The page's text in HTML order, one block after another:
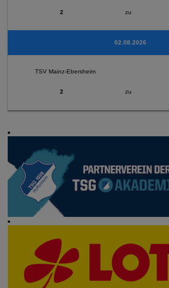
2 zu
02.08.2026
TSV Mainz-Ebersheim
2 zu